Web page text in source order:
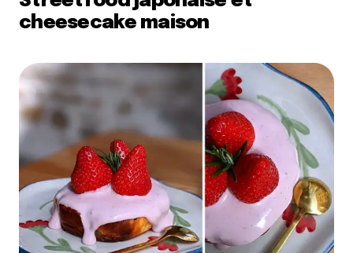
cheesecake maison